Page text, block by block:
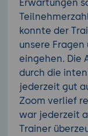
Erwartungen
konnte der
unsere
eingehen. Die
durch die
jederzeit gut
Zoom verlief
war jederzeit
Trainer